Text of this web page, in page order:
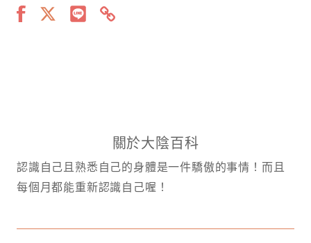
關於大陰百科
認識自己且熟悉自己的身體是一件驕傲的事情！而且
每個月都能重新認識自己喔！